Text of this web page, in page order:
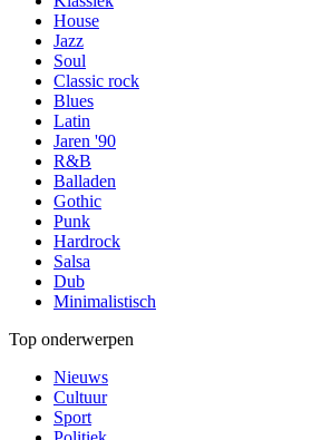
House
Jazz
Soul
Classic rock
Blues
Latin
Jaren '90
R&B
Balladen
Gothic
Punk
Hardrock
Salsa
Dub
Minimalistisch
Top onderwerpen
Nieuws
Cultuur
Sport